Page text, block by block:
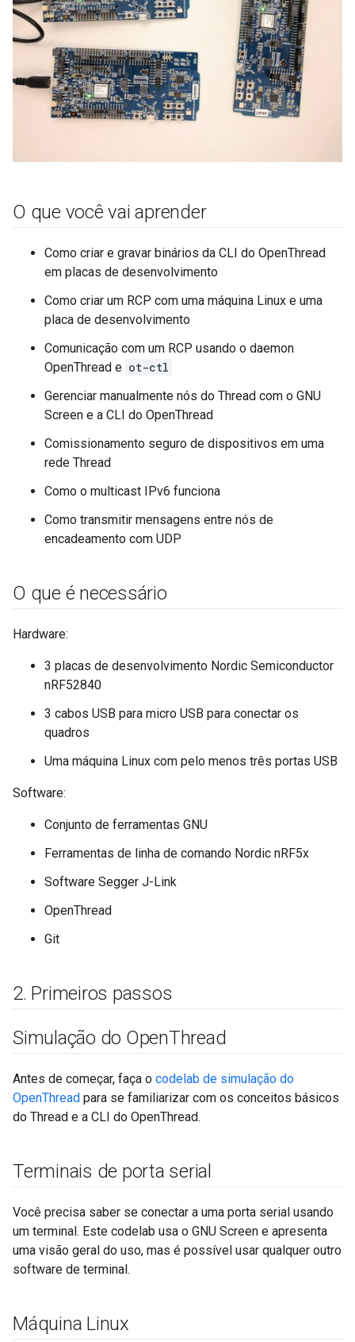
O que você vai aprender
Como criar e gravar binários da CLI do OpenThread
em placas de desenvolvimento
Como criar um RCP com uma máquina Linux e uma
placa de desenvolvimento
Comunicação com um RCP usando o daemon
OpenThread e ot-ctl
Gerenciar manualmente nós do Thread com o GNU
Screen e a CLI do OpenThread
Comissionamento seguro de dispositivos em uma
rede Thread
Como o multicast IPv6 funciona
Como transmitir mensagens entre nós de
encadeamento com UDP
O que é necessário
Hardware:
3 placas de desenvolvimento Nordic Semiconductor
nRF52840
3 cabos USB para micro USB para conectar os
quadros
Uma máquina Linux com pelo menos três portas USB
Software:
Conjunto de ferramentas GNU
Ferramentas de linha de comando Nordic nRF5x
Software Segger J-Link
OpenThread
Git
2. Primeiros passos
Simulação do OpenThread
Antes de começar, faça o codelab de simulação do
OpenThread para se familiarizar com os conceitos básicos
do Thread e a CLI do OpenThread.
Terminais de porta serial
Você precisa saber se conectar a uma porta serial usando
um terminal. Este codelab usa o GNU Screen e apresenta
uma visão geral do uso, mas é possível usar qualquer outro
software de terminal.
Máquina Linux